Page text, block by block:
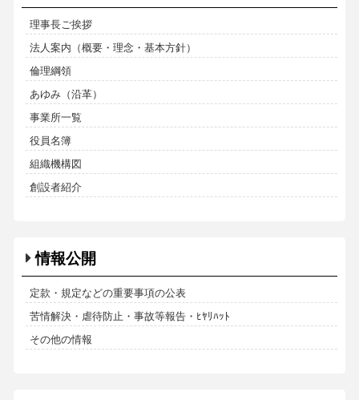
理事長ご挨拶
法人案内（概要・理念・基本方針）
倫理綱領
あゆみ（沿革）
事業所一覧
役員名簿
組織機構図
創設者紹介
情報公開
定款・規定などの重要事項の公表
苦情解決・虐待防止・事故等報告・ﾋﾔﾘﾊｯﾄ
その他の情報